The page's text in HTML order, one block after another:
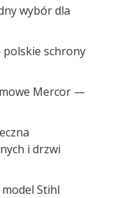
wybór dla
polskie schrony
Mercor —
i drzwi
Stihl